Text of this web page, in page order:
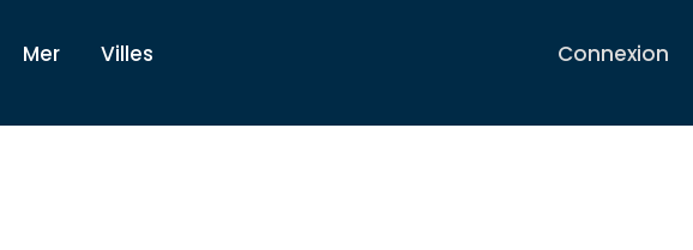
Mer Villes Connexion